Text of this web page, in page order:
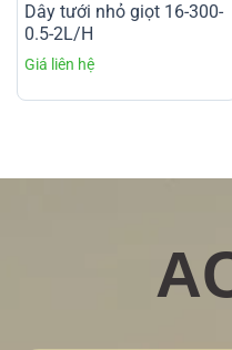
Dây tưới nhỏ giọt 16-300-
0.5-2L/H